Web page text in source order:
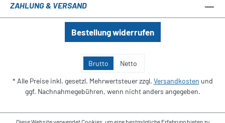
ZAHLUNG & VERSAND
Bestellung widerrufen
Brutto Netto
* Alle Preise inkl. gesetzl. Mehrwertsteuer zzgl. Versandkosten und
ggf. Nachnahmegebühren, wenn nicht anders angegeben.
Diese Website verwendet Cookies, um eine bestmögliche Erfahrung bieten zu